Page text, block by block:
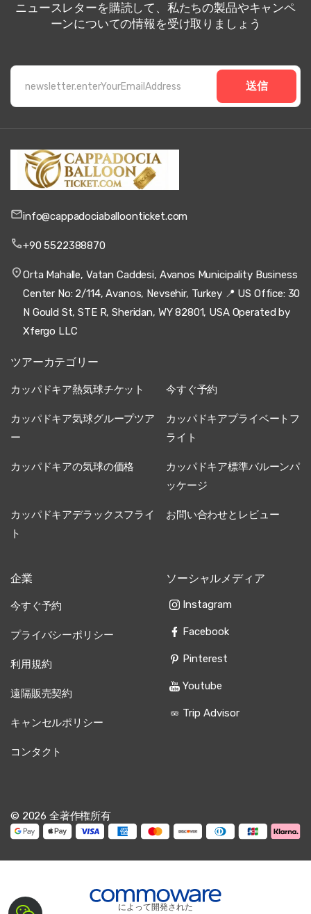
ニュースレターを購読して、私たちの製品やキャンペ
ーンについての情報を受け取りましょう
送信
info@cappadociaballoonticket.com
+90 5522388870
Orta Mahalle, Vatan Caddesi, Avanos Municipality Business
Center No: 2/114, Avanos, Nevsehir, Turkey 📍 US Office: 30
N Gould St, STE R, Sheridan, WY 82801, USA Operated by
Xfergo LLC
ツアーカテゴリー
カッパドキア熱気球チケット 今すぐ予約
カッパドキア気球グループツア
ー
カッパドキアプライベートフ
ライト
カッパドキアの気球の価格
カッパドキア標準バルーンパ
ッケージ
カッパドキアデラックスフライ
ト
お問い合わせとレビュー
企業
今すぐ予約
プライバシーポリシー
利用規約
遠隔販売契約
キャンセルポリシー
コンタクト
ソーシャルメディア
Instagram
Facebook
Pinterest
Youtube
Trip Advisor
© 2026 全著作権所有
によって開発された